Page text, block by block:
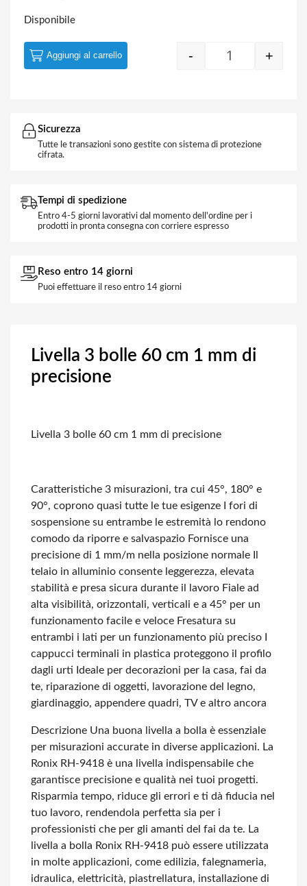
Disponibile
Quantity
- +
Aggiungi al carrello
Sicurezza
Tutte le transazioni sono gestite con sistema di protezione
cifrata.
Tempi di spedizione
Entro 4-5 giorni lavorativi dal momento dell'ordine per i
prodotti in pronta consegna con corriere espresso
Reso entro 14 giorni
Puoi effettuare il reso entro 14 giorni
Livella 3 bolle 60 cm 1 mm di
precisione
Livella 3 bolle 60 cm 1 mm di precisione
Caratteristiche 3 misurazioni, tra cui 45°, 180° e
90°, coprono quasi tutte le tue esigenze I fori di
sospensione su entrambe le estremità lo rendono
comodo da riporre e salvaspazio Fornisce una
precisione di 1 mm/m nella posizione normale
telaio in alluminio consente leggerezza, elevata
stabilità e presa sicura durante il lavoro Fiale ad
alta visibilità, orizzontali, verticali e a 45° per un
funzionamento facile e veloce Fresatura su
entrambi i lati per un funzionamento più preciso
cappucci terminali in plastica proteggono il profilo
dagli urti Ideale per decorazioni per la casa, fai da
te, riparazione di oggetti, lavorazione del legno,
giardinaggio, appendere quadri, TV e altro ancora
Descrizione Una buona livella a bolla è essenziale
per misurazioni accurate in diverse applicazioni. La
Ronix RH-9418 è una livella indispensabile che
garantisce precisione e qualità nei tuoi progetti.
Risparmia tempo, riduce gli errori e ti dà fiducia nel
tuo lavoro, rendendola perfetta sia per i
professionisti che per gli amanti del fai da te. La
livella a bolla Ronix RH-9418 può essere utilizzata
in molte applicazioni, come edilizia, falegnameria,
idraulica, elettricità, piastrellatura, installazione di